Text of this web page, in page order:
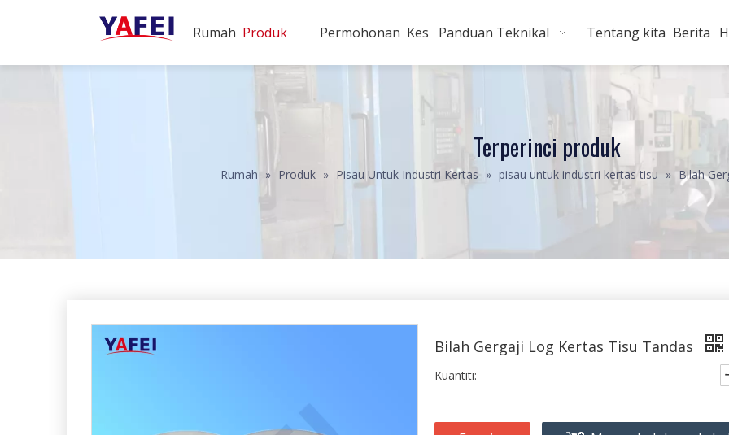
Rumah Produk Permohonan Kes Panduan Teknikal Tentang kita Berita
Terperinci produk
Rumah » Produk » Pisau Untuk Industri Kertas » pisau untuk industri kertas tisu » Bilah
Bilah Gergaji Log Kertas Tisu Tandas
Kuantiti: